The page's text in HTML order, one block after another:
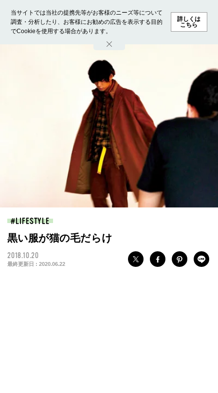
当サイトでは当社の提携先等がお客様のニーズ等について
調査・分析したり、お客様にお勧めの広告を表示する目的
でCookieを使用する場合があります。
詳しくは
こちら
ホーム モデル募集 ランキング ファッション ビューテ
LIFESTYLE
黒い服が猫の毛だらけ
2018.10.20
最終更新日 : 2020.06.22